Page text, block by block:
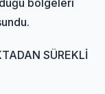
SÜREKLİ